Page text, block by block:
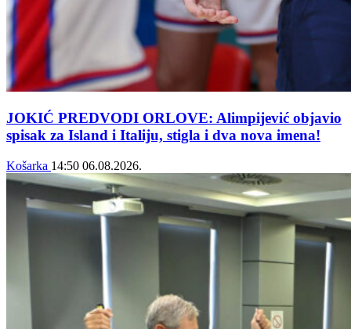
JOKIĆ PREDVODI ORLOVE: Alimpijević objavio
spisak za Island i Italiju, stigla i dva nova imena!
Košarka 14:50 06.08.2026.